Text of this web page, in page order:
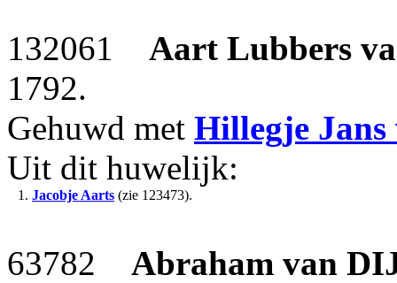
132061 Aart Lubbers
1792.
Gehuwd met Hillegje Jans
Uit dit huwelijk:
1. Jacobje Aarts (zie 123473).
63782 Abraham van